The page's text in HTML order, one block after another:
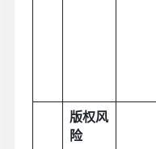
版权风
险